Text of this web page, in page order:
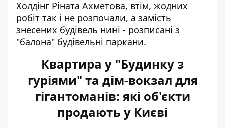
Холдінг Ріната Ахметова, втім, жодних
робіт так і не розпочали, а замість
знесених будівель нині - розписані з
"балона" будівельні паркани.
Квартира у "Будинку з
гуріями" та дім-вокзал для
гігантоманів: які об'єкти
продають у Києві